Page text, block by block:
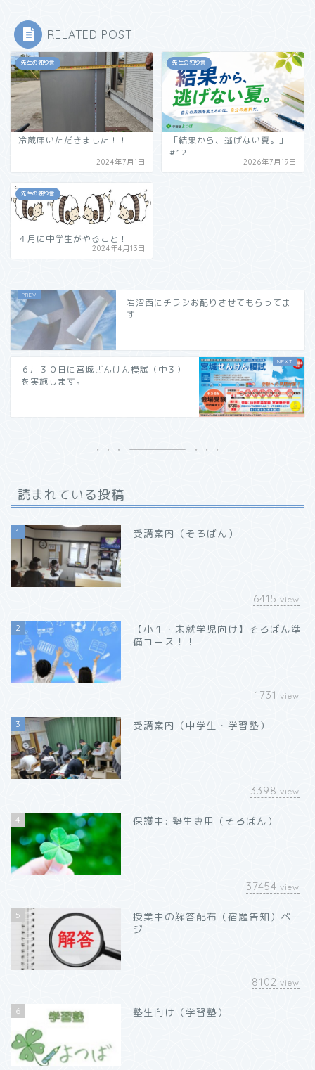
RELATED POST
先生の独り言
冷蔵庫いただきました！！
2024年7月1日
先生の独り言
「結果から、逃げない夏。」
#12
2026年7月19日
先生の独り言
４月に中学生がやること！
2024年4月13日
岩沼西にチラシお配りさせてもらってま
す
６月３０日に宮城ぜんけん模試（中３）
を実施します。
読まれている投稿
1 受講案内（そろばん）
6415 view
2
【小１・未就学児向け】そろばん準
備コース！！
1731 view
3 受講案内（中学生・学習塾）
3398 view
4 保護中: 塾生専用（そろばん）
37454 view
5
授業中の解答配布（宿題告知）ペー
ジ
8102 view
6 塾生向け（学習塾）